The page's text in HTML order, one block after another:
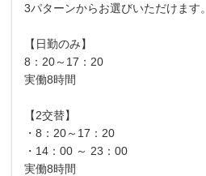
3パターンからお選びいただけます。
【日勤のみ】
8：20～17：20
実働8時間
【2交替】
・8：20～17：20
・14：00 ～ 23：00
実働8時間